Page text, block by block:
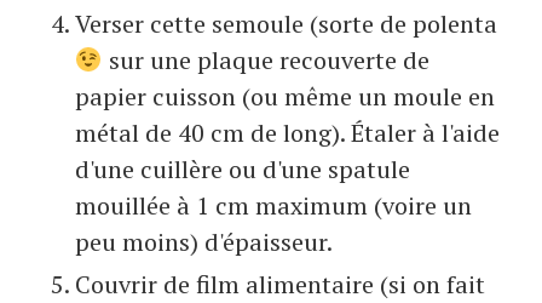
Verser cette semoule (sorte de polenta
sur une plaque recouverte de
papier cuisson (ou même un moule en
métal de 40 cm de long). Étaler à l'aide
d'une cuillère ou d'une spatule
mouillée à 1 cm maximum (voire un
peu moins) d'épaisseur.
Couvrir de film alimentaire (si on fait